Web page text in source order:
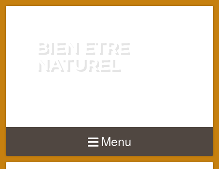
BIEN ETRE
NATUREL
Menu